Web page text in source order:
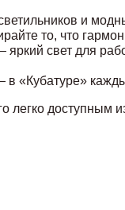
и
то, что
яркий свет для
«Кубатуре»
доступным